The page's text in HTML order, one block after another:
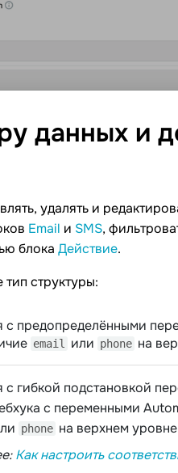
данных и
удалять и
Email и SMS,
блока Действие.
тип структуры:
с предопределёнными
email или phone на
гибкой подстановкой
с переменными
phone на верхнем
Как настроить